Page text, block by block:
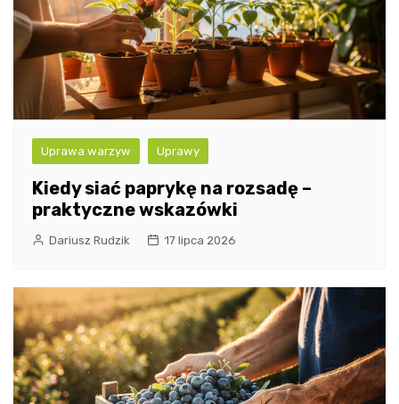
Uprawa warzyw Uprawy
Kiedy siać paprykę na rozsadę –
praktyczne wskazówki
Dariusz Rudzik 17 lipca 2026